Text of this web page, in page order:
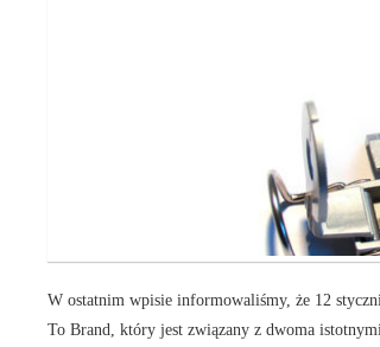
W ostatnim wpisie informowaliśmy, że 12
To Brand, który jest związany z dwoma